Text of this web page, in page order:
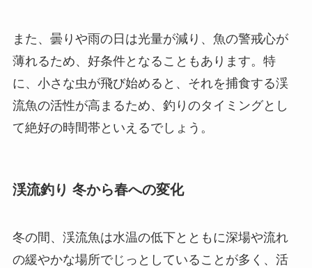
また、曇りや雨の日は光量が減り、魚の警戒心が
薄れるため、好条件となることもあります。特
に、小さな虫が飛び始めると、それを捕食する渓
流魚の活性が高まるため、釣りのタイミングとし
て絶好の時間帯といえるでしょう。
渓流釣り 冬から春への変化
冬の間、渓流魚は水温の低下とともに深場や流れ
の緩やかな場所でじっとしていることが多く、活